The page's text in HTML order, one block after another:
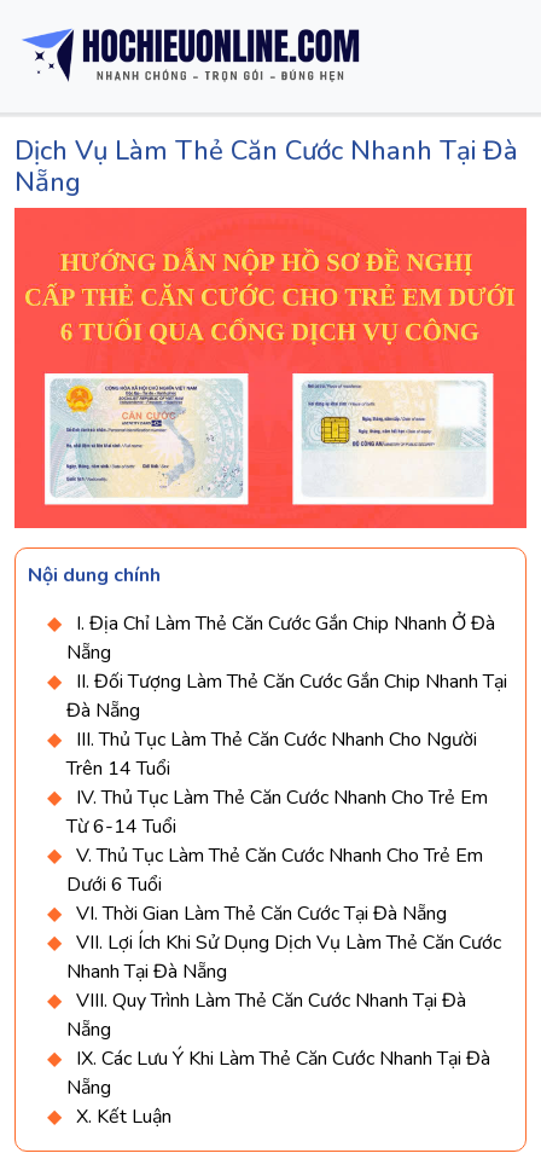
Dịch Vụ Làm Thẻ Căn Cước Nhanh Tại Đà
Nẵng
Nội dung chính
I. Địa Chỉ Làm Thẻ Căn Cước Gắn Chip Nhanh Ở Đà
Nẵng
II. Đối Tượng Làm Thẻ Căn Cước Gắn Chip Nhanh Tại
Đà Nẵng
III. Thủ Tục Làm Thẻ Căn Cước Nhanh Cho Người
Trên 14 Tuổi
IV. Thủ Tục Làm Thẻ Căn Cước Nhanh Cho Trẻ Em
Từ 6-14 Tuổi
V. Thủ Tục Làm Thẻ Căn Cước Nhanh Cho Trẻ Em
Dưới 6 Tuổi
VI. Thời Gian Làm Thẻ Căn Cước Tại Đà Nẵng
VII. Lợi Ích Khi Sử Dụng Dịch Vụ Làm Thẻ Căn Cước
Nhanh Tại Đà Nẵng
VIII. Quy Trình Làm Thẻ Căn Cước Nhanh Tại Đà
Nẵng
IX. Các Lưu Ý Khi Làm Thẻ Căn Cước Nhanh Tại Đà
Nẵng
X. Kết Luận